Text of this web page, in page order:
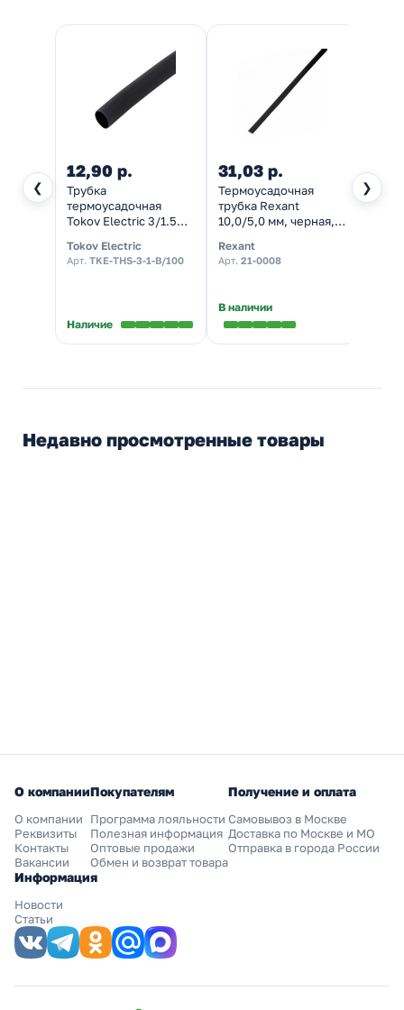
❮ ❯
12,90 р.
Трубка
термоусадочная
Tokov Electric 3/1.5
усадки 2:1 в метровой
нарезке черная
Tokov Electric
Арт. TKE-THS-3-1-B/100
Наличие
31,03 р.
Термоусадочная
трубка Rexant
10,0/5,0 мм, черная,
коэффициент усадки
2:1
Rexant
Арт. 21-0008
В наличии
Недавно просмотренные товары
О компании
О компании
Реквизиты
Контакты
Вакансии
Покупателям
Программа лояльности
Полезная информация
Оптовые продажи
Обмен и возврат товара
Получение и оплата
Самовывоз в Москве
Доставка по Москве и МО
Отправка в города России
Информация
Новости
Статьи